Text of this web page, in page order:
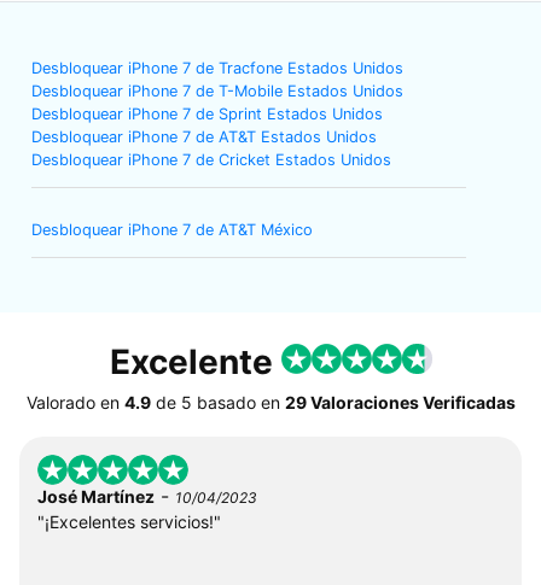
Desbloquear iPhone 7 de Tracfone Estados Unidos
Desbloquear iPhone 7 de T-Mobile Estados Unidos
Desbloquear iPhone 7 de Sprint Estados Unidos
Desbloquear iPhone 7 de AT&T Estados Unidos
Desbloquear iPhone 7 de Cricket Estados Unidos
Desbloquear iPhone 7 de AT&T México
Excelente
Valorado en 4.9de 5 basado en 29 Valoraciones Verificadas
José Martínez - 10/04/2023
"¡Excelentes servicios!"